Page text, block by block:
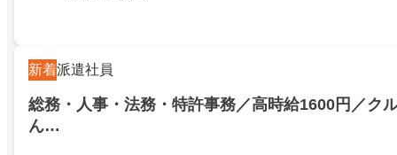
新着派遣社員
総務・人事・法務・特許事務／高時給1600円／ク
ん…